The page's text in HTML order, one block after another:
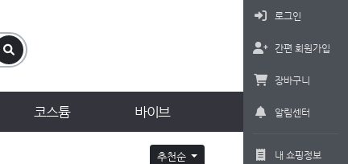
코스튬 바이브
로그인
간편 회원가입
장바구니
알림센터
내 쇼핑정보
추천순